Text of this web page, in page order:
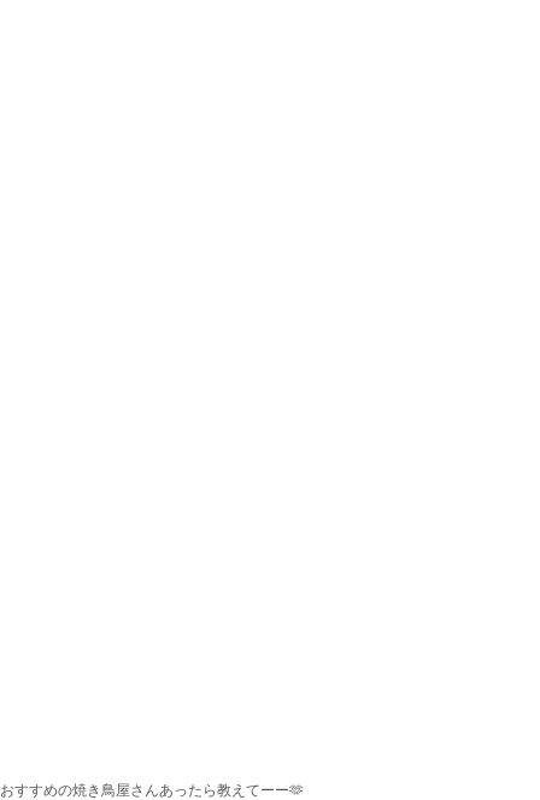
おすすめの焼き鳥屋さんあったら教えてーー🫶